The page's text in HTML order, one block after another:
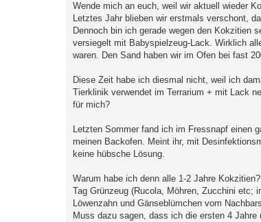
Wende mich an euch, weil wir aktuell wieder
Letztes Jahr blieben wir erstmals verschont,
Dennoch bin ich gerade wegen den Kokzitien
versiegelt mit Babyspielzeug-Lack. Wirklich
waren. Den Sand haben wir im Ofen bei fast
Diese Zeit habe ich diesmal nicht, weil ich
Tierklinik verwendet im Terrarium + mit Lack
für mich?
Letzten Sommer fand ich im Fressnapf einen
meinen Backofen. Meint ihr, mit
keine hübsche Lösung.
Warum habe ich denn alle 1-2 Jahre
Tag Grünzeug (Rucola, Möhren, Zucchini etc;
Löwenzahn und Gänseblümchen vom
Muss dazu sagen, dass ich die ersten 4